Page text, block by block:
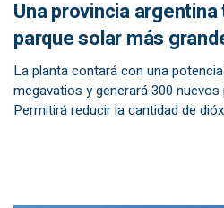
Una provincia
parque solar más
La planta contará con una
megavatios y generará 300
Permitirá reducir la cantidad de